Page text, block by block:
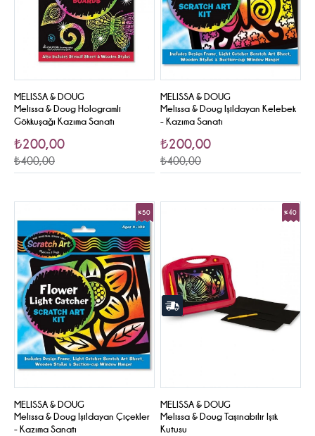
MELISSA & DOUG
Melissa & Doug Hologramli
Gökkuşağı Kazıma Sanatı
₺200,00
₺400,00
MELISSA & DOUG
Melissa & Doug Işildayan Kelebek
- Kazıma Sanatı
₺200,00
₺400,00
MELISSA & DOUG
Melissa & Doug Işildayan Çiçekler
- Kazıma Sanatı
%50
Sale
MELISSA & DOUG
Melissa & Doug Taşinabilir Işik
Kutusu
%40